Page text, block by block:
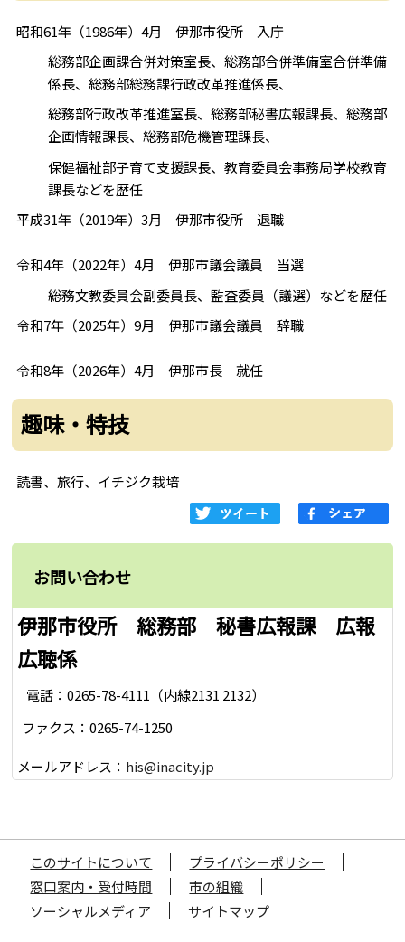
昭和61年（1986年）4月 伊那市役所 入庁
総務部企画課合併対策室長、総務部合併準備室合併準備
係長、総務部総務課行政改革推進係長、
総務部行政改革推進室長、総務部秘書広報課長、総務部
企画情報課長、総務部危機管理課長、
保健福祉部子育て支援課長、教育委員会事務局学校教育
課長などを歴任
平成31年（2019年）3月 伊那市役所 退職
令和4年（2022年）4月 伊那市議会議員 当選
総務文教委員会副委員長、監査委員（議選）などを歴任
令和7年（2025年）9月 伊那市議会議員 辞職
令和8年（2026年）4月 伊那市長 就任
趣味・特技
読書、旅行、イチジク栽培
お問い合わせ
伊那市役所 総務部 秘書広報課 広報
広聴係
電話：0265-78-4111（内線2131 2132）
ファクス：0265-74-1250
メールアドレス： his@inacity.jp
このサイトについて
プライバシーポリシー
窓口案内・受付時間
市の組織
ソーシャルメディア
サイトマップ